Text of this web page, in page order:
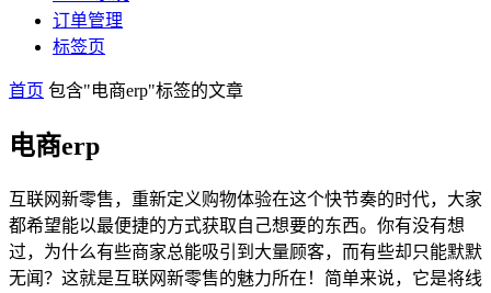
订单管理
标签页
首页 包含"电商erp"标签的文章
电商erp
互联网新零售，重新定义购物体验在这个快节奏的时代，大家
都希望能以最便捷的方式获取自己想要的东西。你有没有想
过，为什么有些商家总能吸引到大量顾客，而有些却只能默默
无闻？这就是互联网新零售的魅力所在！简单来说，它是将线